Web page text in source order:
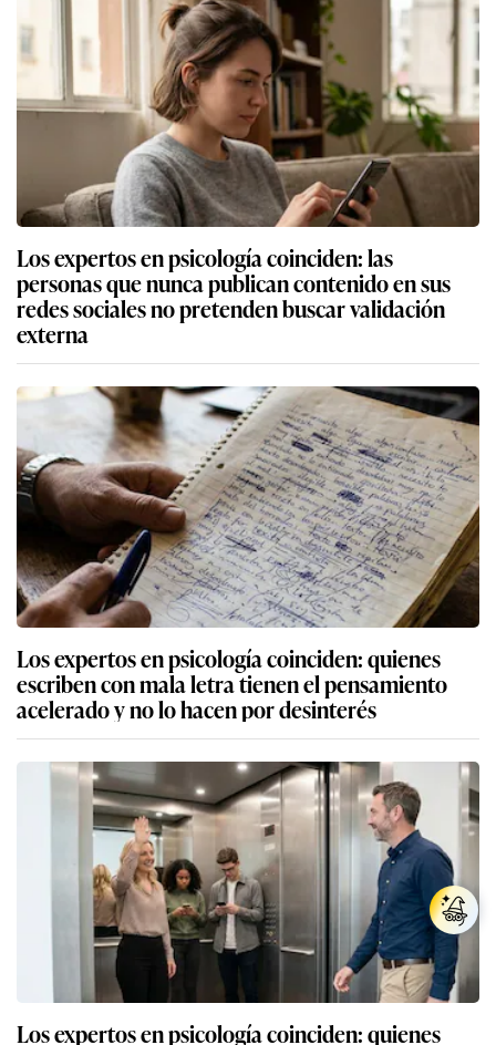
Los expertos en psicología coinciden: las
personas que nunca publican contenido en sus
redes sociales no pretenden buscar validación
externa
Los expertos en psicología coinciden: quienes
escriben con mala letra tienen el pensamiento
acelerado y no lo hacen por desinterés
Los expertos en psicología coinciden: quienes